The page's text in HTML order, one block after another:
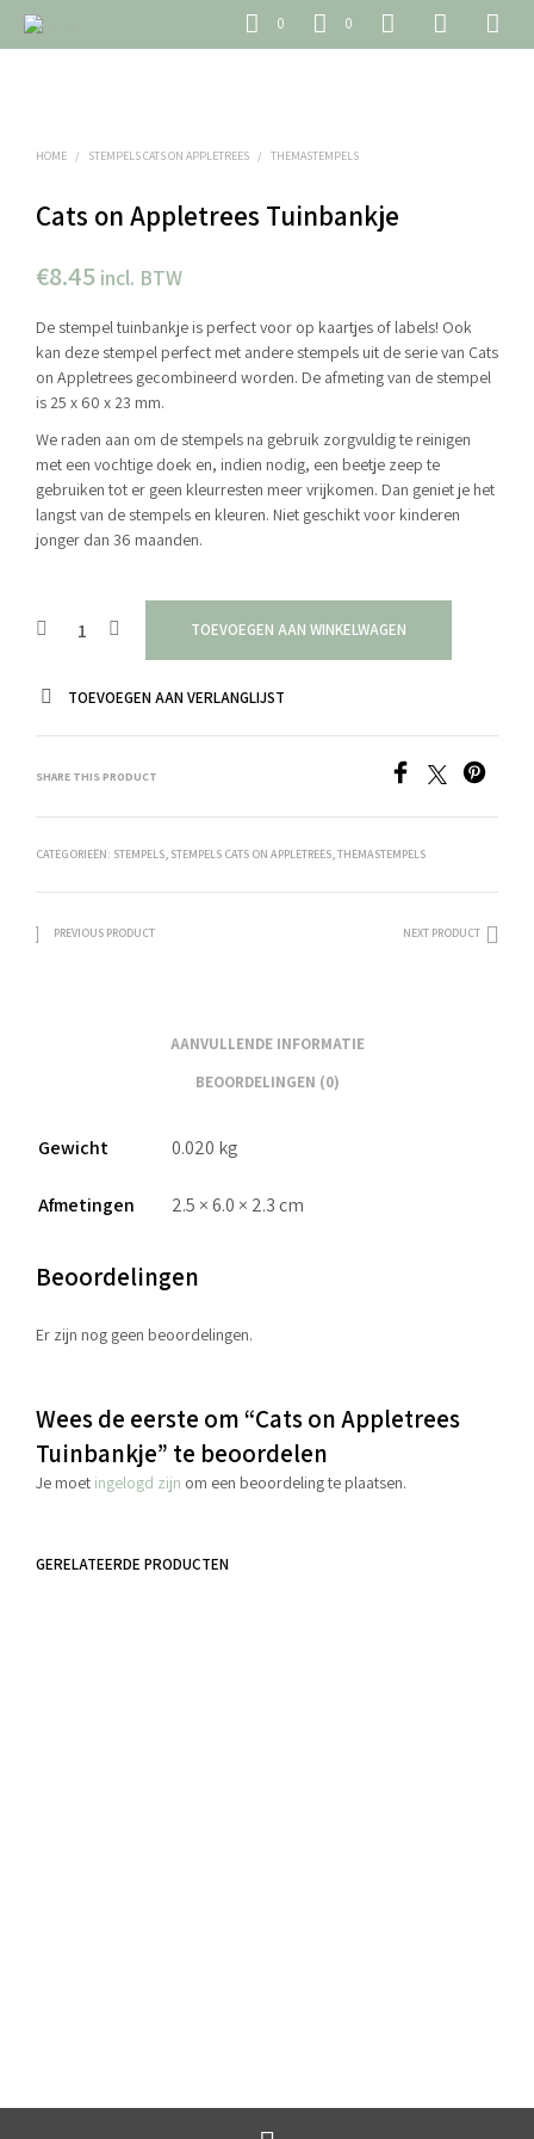
0 0
HOME / STEMPELS CATS ON APPLETREES / THEMASTEMPELS
Cats on Appletrees Tuinbankje
€8.45 incl. BTW
De stempel tuinbankje is perfect voor op kaartjes of labels! Ook
kan deze stempel perfect met andere stempels uit de serie van Cats
on Appletrees gecombineerd worden. De afmeting van de stempel
is 25 x 60 x 23 mm.
We raden aan om de stempels na gebruik zorgvuldig te reinigen
met een vochtige doek en, indien nodig, een beetje zeep te
gebruiken tot er geen kleurresten meer vrijkomen. Dan geniet je het
langst van de stempels en kleuren. Niet geschikt voor kinderen
jonger dan 36 maanden.
TOEVOEGEN AAN WINKELWAGEN
TOEVOEGEN AAN VERLANGLIJST
SHARE THIS PRODUCT
CATEGORIEËN: STEMPELS, STEMPELS CATS ON APPLETREES,THEMASTEMPELS
PREVIOUS PRODUCT NEXT PRODUCT
AANVULLENDE INFORMATIE
BEOORDELINGEN (0)
Gewicht 0.020 kg
Afmetingen 2.5 × 6.0 × 2.3 cm
Beoordelingen
Er zijn nog geen beoordelingen.
Wees de eerste om “Cats on Appletrees
Tuinbankje” te beoordelen
Je moet ingelogd zijn om een beoordeling te plaatsen.
GERELATEERDE PRODUCTEN